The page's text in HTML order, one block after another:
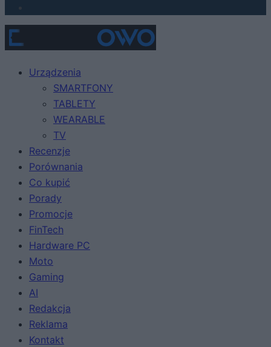
Urządzenia
SMARTFONY
TABLETY
WEARABLE
TV
Recenzje
Porównania
Co kupić
Porady
Promocje
FinTech
Hardware PC
Moto
Gaming
AI
Redakcja
Reklama
Kontakt